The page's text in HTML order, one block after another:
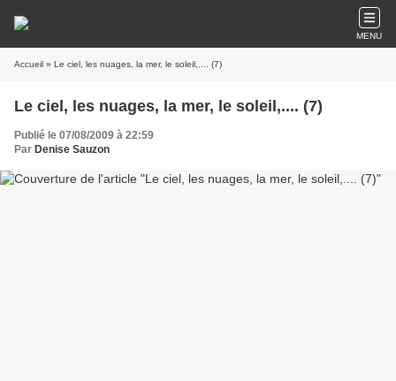
MENU
Accueil » Le ciel, les nuages, la mer, le soleil,.... (7)
Le ciel, les nuages, la mer, le soleil,.... (7)
Publié le 07/08/2009 à 22:59
Par Denise Sauzon